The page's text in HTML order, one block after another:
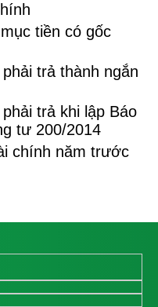
tiền có gốc
trả thành ngắn
trả khi lập Báo
tư 200/2014
chính năm trước